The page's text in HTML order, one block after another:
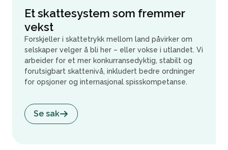
Et skattesystem som fremmer
vekst
Forskjeller i skattetrykk mellom land påvirker om
selskaper velger å bli her – eller vokse i utlandet. Vi
arbeider for et mer konkurransedyktig, stabilt og
forutsigbart skattenivå, inkludert bedre ordninger
for opsjoner og internasjonal spisskompetanse.
Se sak